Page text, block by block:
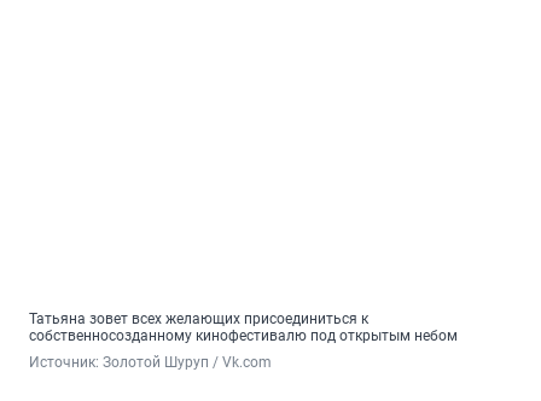
Татьяна зовет всех желающих присоединиться к
собственносозданному кинофестивалю под открытым небом
Источник: Золотой Шуруп / Vk.com